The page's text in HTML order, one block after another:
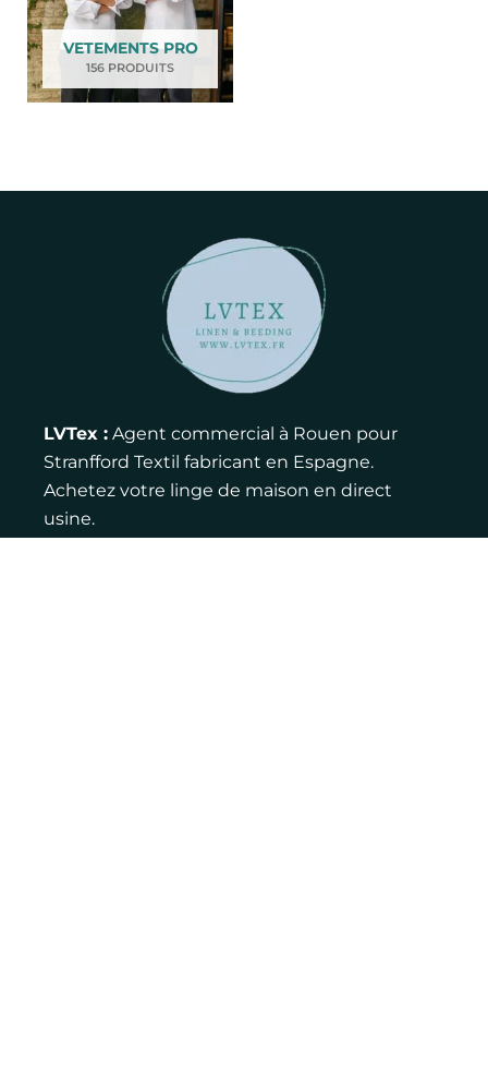
VETEMENTS PRO
156 PRODUITS
LVTex : Agent commercial à Rouen pour
Stranfford Textil fabricant en Espagne.
Achetez votre linge de maison en direct
usine.